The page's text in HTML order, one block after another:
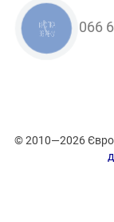
066
© 2010—2026
КНОПКА
ЗВ'ЯЗКУ